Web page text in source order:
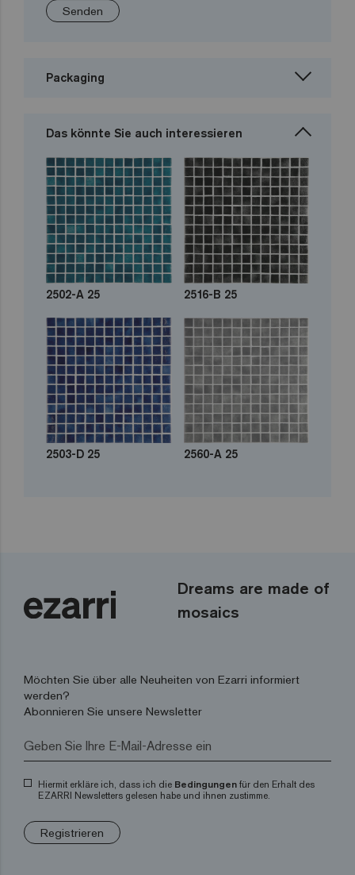
Senden
Packaging
Das könnte Sie auch interessieren
2502-A 25 2516-B 25
2503-D 25 2560-A 25
Dreams are made of
mosaics
Möchten Sie über alle Neuheiten von Ezarri informiert
werden?
Abonnieren Sie unsere Newsletter
Hiermit erkläre ich, dass ich die Bedingungen für den Erhalt des
EZARRI Newsletters gelesen habe und ihnen zustimme.
Registrieren